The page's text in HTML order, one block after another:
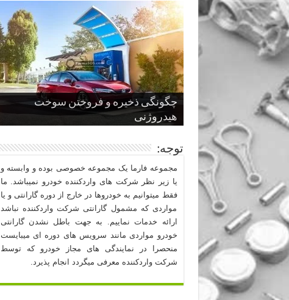
چگونگی ذخیره و فروختن سوخت
هیدروژنی
قدرتمندترین ماسل کارها یا خودروهای
عضلانی امریکایی
چرا نمک باعث خوردگی خودرو می شود؟
پنج کابین جذاب سال های اخیر صنعت
خودروسازی
از صفر تا صد طراحی خودرو قسمت
سوم
توجه:
مجموعه فارما یک مجموعه خصوصی بوده و وابسته و
یا زیر نظر شرکت های واردکننده خودرو نمیباشد. ما
فقط میتوانیم به خودروها در خارج از دوره گارانتی و یا
مواردی که مشمول گارانتی شرکت واردکننده نباشد
ارائه خدمات نماییم. به جهت باطل نشدن گارانتی
خودرو مواردی مانند سرویس های دوره ای میبایست
منحصرا در نمایندگی های مجاز خودرو که توسط
شرکت واردکننده معرفی میگردد انجام پذیرد.